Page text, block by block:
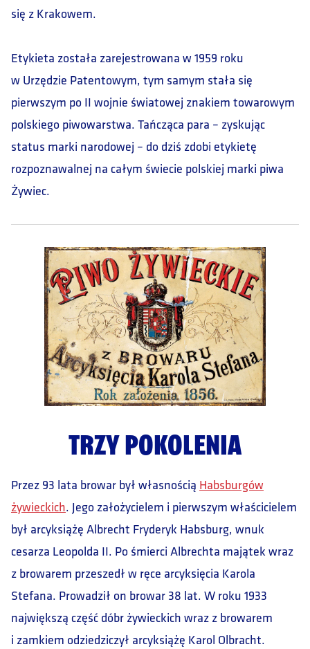
się z Krakowem.
Etykieta została zarejestrowana w 1959 roku
w Urzędzie Patentowym, tym samym stała się
pierwszym po II wojnie światowej znakiem towarowym
polskiego piwowarstwa. Tańcząca para – zyskując
status marki narodowej – do dziś zdobi etykietę
rozpoznawalnej na całym świecie polskiej marki piwa
Żywiec.
TRZY POKOLENIA
Przez 93 lata browar był własnością Habsburgów
żywieckich. Jego założycielem i pierwszym właścicielem
był arcyksiążę Albrecht Fryderyk Habsburg, wnuk
cesarza Leopolda II. Po śmierci Albrechta majątek wraz
z browarem przeszedł w ręce arcyksięcia Karola
Stefana. Prowadził on browar 38 lat. W roku 1933
największą część dóbr żywieckich wraz z browarem
i zamkiem odziedziczył arcyksiążę Karol Olbracht.